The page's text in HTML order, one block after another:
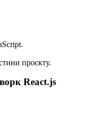
проєкту.
React.js